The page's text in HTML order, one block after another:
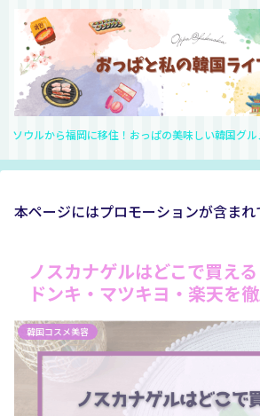
ソウルから福岡に移住！おっぱの美味しい韓国グ
本ページにはプロモーションが含まれ
ノスカナゲルはどこで買え
ドンキ・マツキヨ・楽天を
韓国コスメ美容